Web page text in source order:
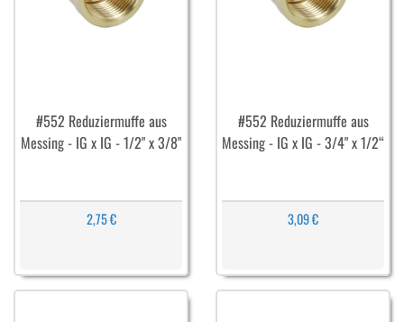
#552 Reduziermuffe aus
Messing - IG x IG - 1/2" x 3/8"
2,75 €
#552 Reduziermuffe aus
Messing - IG x IG - 3/4" x 1/2“
3,09 €